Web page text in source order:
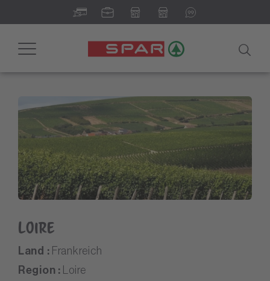
Toggle
Loire
Land : Frankreich
Region : Loire